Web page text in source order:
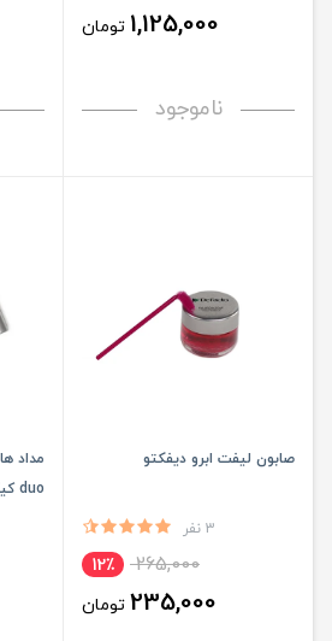
1,125,000 تومان
ناموجود
صابون لیفت ابرو دیفکتو
3 نفر
265,000 12٪
235,000 تومان
duo کیکومیلانو